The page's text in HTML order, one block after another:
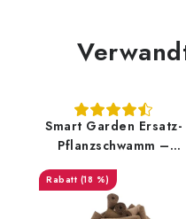
Smart Garden Ersatz-
Pflanzschwamm –
Grow Sponge (12
Stück)
(18 %)